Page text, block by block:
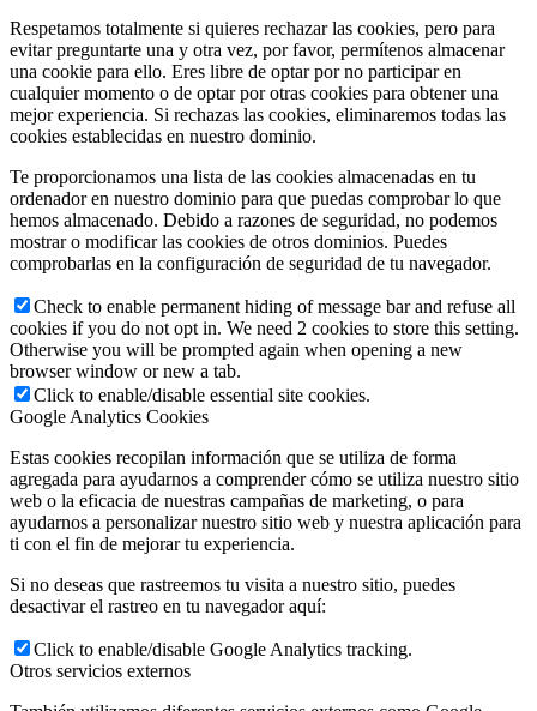
Respetamos totalmente si quieres rechazar las cookies, pero para
evitar preguntarte una y otra vez, por favor, permítenos almacenar
una cookie para ello. Eres libre de optar por no participar en
cualquier momento o de optar por otras cookies para obtener una
mejor experiencia. Si rechazas las cookies, eliminaremos todas las
cookies establecidas en nuestro dominio.
Te proporcionamos una lista de las cookies almacenadas en tu
ordenador en nuestro dominio para que puedas comprobar lo que
hemos almacenado. Debido a razones de seguridad, no podemos
mostrar o modificar las cookies de otros dominios. Puedes
comprobarlas en la configuración de seguridad de tu navegador.
Check to enable permanent hiding of message bar and refuse all
cookies if you do not opt in. We need 2 cookies to store this setting.
Otherwise you will be prompted again when opening a new
browser window or new a tab.
Click to enable/disable essential site cookies.
Google Analytics Cookies
Estas cookies recopilan información que se utiliza de forma
agregada para ayudarnos a comprender cómo se utiliza nuestro sitio
web o la eficacia de nuestras campañas de marketing, o para
ayudarnos a personalizar nuestro sitio web y nuestra aplicación para
ti con el fin de mejorar tu experiencia.
Si no deseas que rastreemos tu visita a nuestro sitio, puedes
desactivar el rastreo en tu navegador aquí:
Click to enable/disable Google Analytics tracking.
Otros servicios externos